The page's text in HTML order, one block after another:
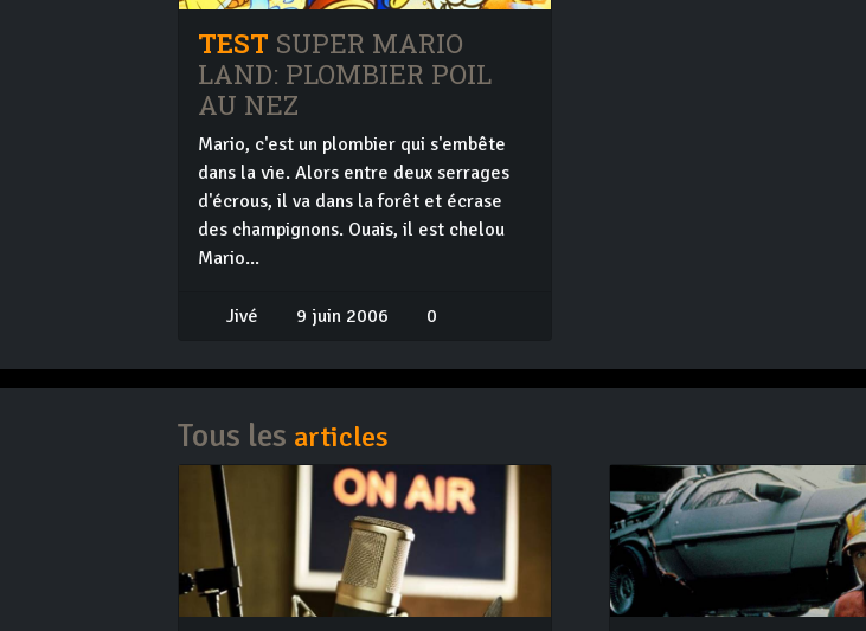
TEST SUPER MARIO
LAND: PLOMBIER POIL
AU NEZ
Mario, c'est un plombier qui s'embête
dans la vie. Alors entre deux serrages
d'écrous, il va dans la forêt et écrase
des champignons. Ouais, il est chelou
Mario...
Jivé 9 juin 2006 0
Tous les articles